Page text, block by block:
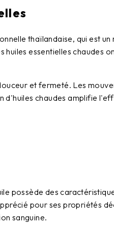
thaïlandaise, qui est
essentielles chaudes
et fermeté. Les
chaudes amplifie
possède des
pour ses propriétés
sanguine.